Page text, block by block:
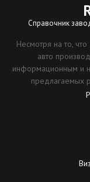
Справочник
Несмотря на то,
авто
информационным и
предлагаемых